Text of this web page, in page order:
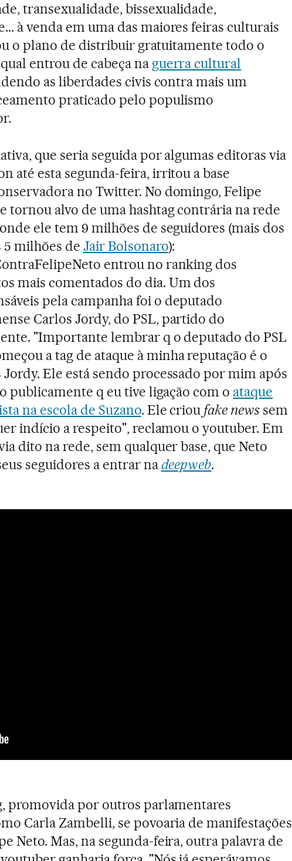
transexualidade, bissexualidade,
à venda em uma das maiores feiras culturais
o plano de distribuir gratuitamente todo o
entrou de cabeça na guerra cultural
as liberdades civis contra mais um
praticado pelo populismo
que seria seguida por algumas editoras via
até esta segunda-feira, irritou a base
no Twitter. No domingo, Felipe
tornou alvo de uma hashtag contrária na rede
ele tem 9 milhões de seguidores (mais dos
5 milhões de Jair Bolsonaro):
entrou no ranking dos
mais comentados do dia. Um dos
pela campanha foi o deputado
Carlos Jordy, do PSL, partido do
"Importante lembrar q o deputado do PSL
a tag de ataque à minha reputação é o
Jordy. Ele está sendo processado por mim após
publicamente q eu tive ligação com o ataque
na escola de Suzano. Ele criou fake news sem
indício a respeito", reclamou o youtuber. Em
dito na rede, sem qualquer base, que Neto
seguidores a entrar nadeepweb.
promovida por outros parlamentares
Carla Zambelli, se povoaria de manifestações
Neto. Mas, na segunda-feira, outra palavra de